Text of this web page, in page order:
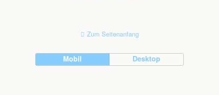
Zum Seitenanfang
Mobil Desktop